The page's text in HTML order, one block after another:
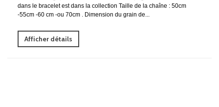
dans le bracelet est dans la collection Taille de la chaîne : 50cm
-55cm -60 cm -ou 70cm . Dimension du grain de...
Afficher détails